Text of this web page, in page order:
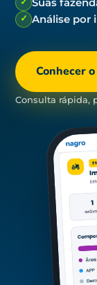
✓ Análise por
Conhecer
Consulta rápida,